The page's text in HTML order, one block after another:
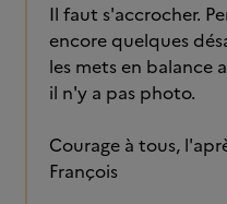
Il faut s'accrocher.
encore quelques
les mets en balance
il n'y a pas photo.
Courage à tous,
François